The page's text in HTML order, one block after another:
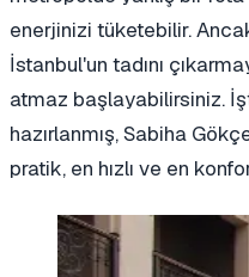
enerjinizi tüketebilir.
İstanbul'un tadını
atmaz başlayabilirsiniz.
hazırlanmış, Sabiha
pratik, en hızlı ve en